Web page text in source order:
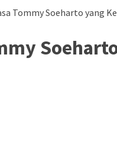
Tommy Soeharto yang